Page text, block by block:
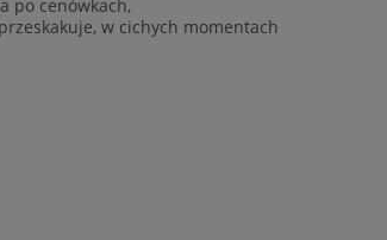
po cenówkach,
w cichych momentach